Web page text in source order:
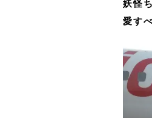
妖怪
愛す